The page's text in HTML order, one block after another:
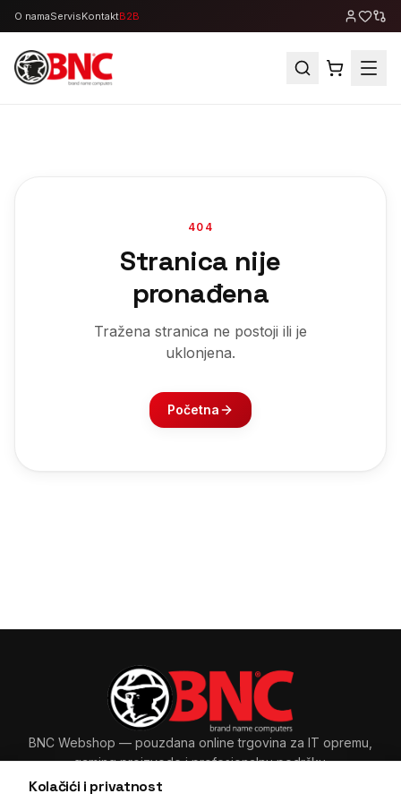
O namaServisKontaktB2B
Kolačići i privatnost
404
Stranica nije
pronađena
Tražena stranica ne postoji ili je
uklonjena.
Početna
BNC Webshop — pouzdana online trgovina za IT opremu,
gaming proizvode i profesionalnu podršku.